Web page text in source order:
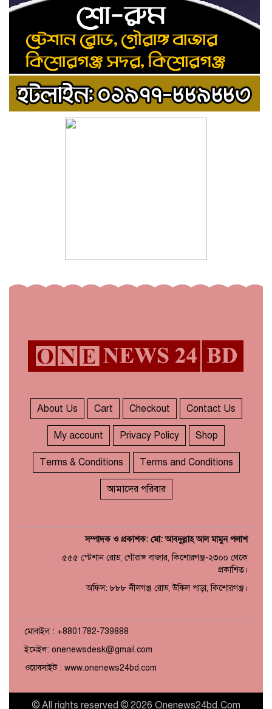
১০
কী করবেন
About Us Cart Checkout Contact Us
My account Privacy Policy Shop
Terms & Conditions Terms and Conditions
আমাদের পরিবার
সম্পাদক ও প্রকাশক: মো: আবদুল্লাহ আল মামুন পলাশ
৫৫৫ স্টেশান রোড, গৌরাঙ্গ বাজার, কিশোরগঞ্জ-২৩০০ থেকে
প্রকাশিত।
অফিস: ৮৮৮ নীলগঞ্জ রোড, উকিল পাড়া, কিশোরগঞ্জ।
মোবাইল : +8801782-739888
ইমেইল: onenewsdesk@gmail.com
ওয়েবসাইট : www.onenews24bd.com
© All rights reserved © 2026 Onenews24bd.Com